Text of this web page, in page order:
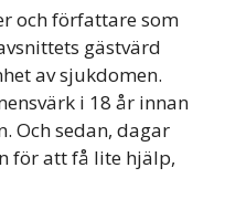
och författare som
gästvärd
av sjukdomen.
i 18 år innan
Och sedan, dagar
för att få lite hjälp,